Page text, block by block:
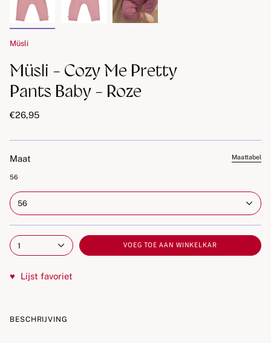
Müsli
Müsli - Cozy Me Pretty
Pants Baby - Roze
€26,95
Maat Maattabel
56
56
1 VOEG TOE AAN WINKELKAR
♥ Lijst favoriet
BESCHRIJVING